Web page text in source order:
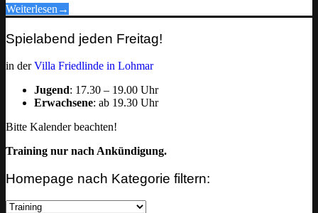
Weiterlesen →
Spielabend jeden Freitag!
in derVilla Friedlinde in Lohmar
Jugend: 17.30 – 19.00 Uhr
Erwachsene: ab 19.30 Uhr
Bitte Kalender beachten!
Training nur nach Ankündigung.
Homepage nach Kategorie filtern:
Homepage